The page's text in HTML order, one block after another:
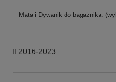
Mata i Dywanik do bagażnika:
II 2016-2023